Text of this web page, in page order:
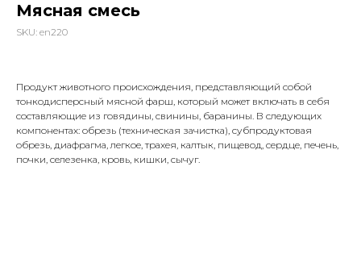
Мясная смесь
SKU: en220
Продукт животного происхождения, представляющий собой
тонкодисперсный мясной фарш, который может включать в себя
составляющие из говядины, свинины, баранины. В следующих
компонентах: обрезь (техническая зачистка), субпродуктовая
обрезь, диафрагма, легкое, трахея, калтык, пищевод, сердце, печень,
почки, селезенка, кровь, кишки, сычуг.